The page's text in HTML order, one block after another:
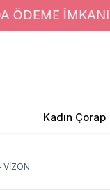
İMKANI
Kadın Çorap
VİZON